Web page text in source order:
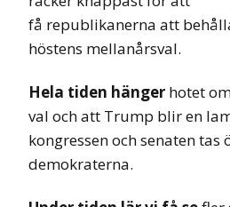
få republikanerna att
höstens mellanårsval.
Hela tiden hänger hotet
val och att Trump blir en
kongressen och senaten tas
demokraterna.